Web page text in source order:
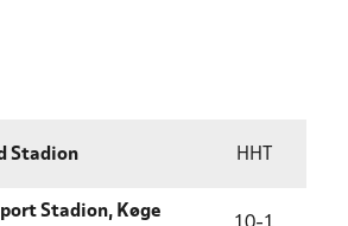
Stadion HHT
Stadion, Køge